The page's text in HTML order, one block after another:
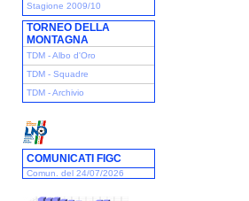
Stagione 2009/10
TORNEO DELLA
MONTAGNA
TDM - Albo d'Oro
TDM - Squadre
TDM - Archivio
COMUNICATI FIGC
Comun. del 24/07/2026